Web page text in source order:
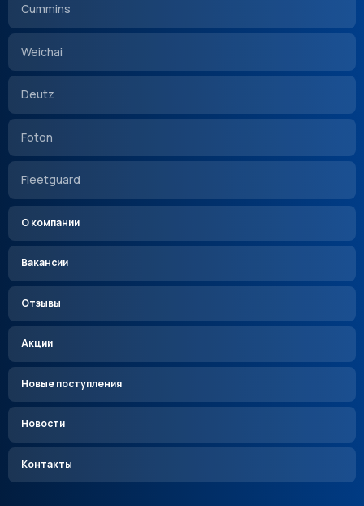
Cummins
Weichai
Deutz
Foton
Fleetguard
О компании
Вакансии
Отзывы
Акции
Новые поступления
Новости
Контакты